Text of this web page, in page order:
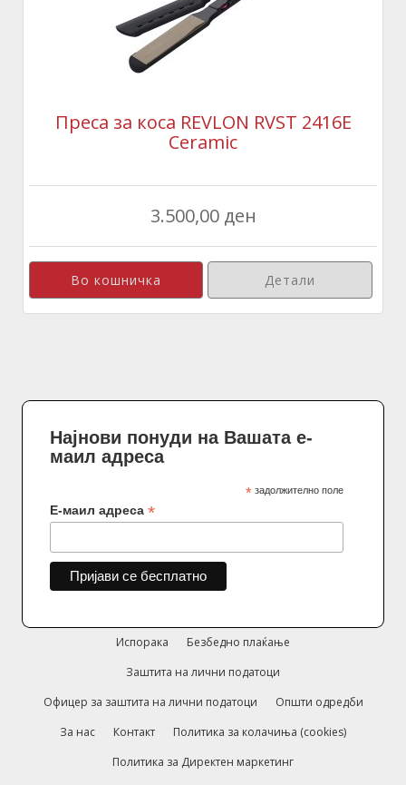
Преса за коса REVLON RVST 2416E
Ceramic
3.500,00 ден
Детали
Најнови понуди на Вашата е-
маил адреса
* задолжително поле
Е-маил адреса *
Испорака
Безбедно плаќање
Заштита на лични податоци
Офицер за заштита на лични податоци
Општи одредби
За нас
Контакт
Политика за колачиња (cookies)
Политика за Директен маркетинг